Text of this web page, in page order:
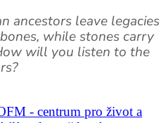
ancestors leave legacies
while stones carry
will you listen to the
- centrum pro život a